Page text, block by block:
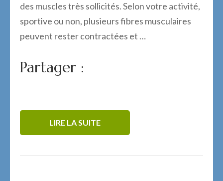
des muscles très sollicités. Selon votre activité,
sportive ou non, plusieurs fibres musculaires
peuvent rester contractées et …
Partager :
LIRE LA SUITE